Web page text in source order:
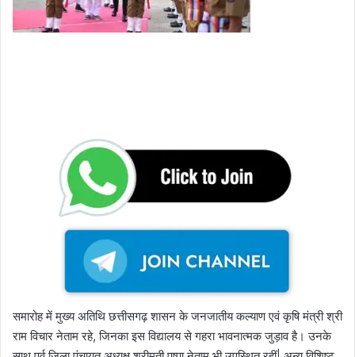
समारोह में मुख्य अतिथि छत्तीसगढ़ शासन के जनजातीय कल्याण एवं कृषि मंत्री श्री
राम विचार नेताम रहे, जिनका इस विद्यालय से गहरा भावनात्मक जुड़ाव है। उनके